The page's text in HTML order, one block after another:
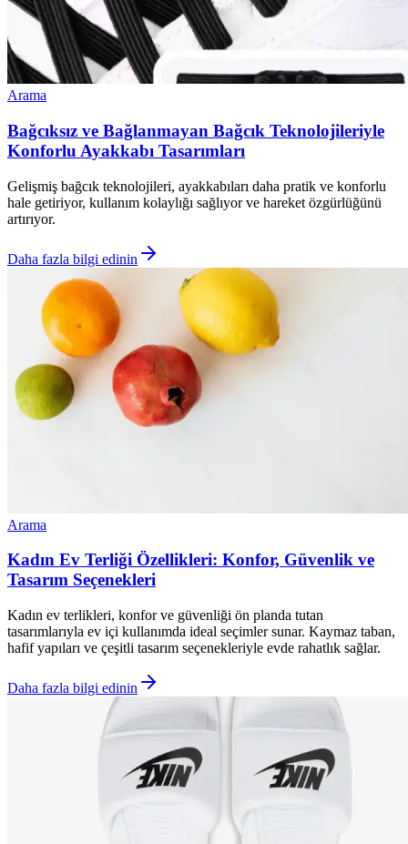
Arama
Bağcıksız ve Bağlanmayan Bağcık Teknolojileriyle
Konforlu Ayakkabı Tasarımları
Gelişmiş bağcık teknolojileri, ayakkabıları daha pratik ve konforlu
hale getiriyor, kullanım kolaylığı sağlıyor ve hareket özgürlüğünü
artırıyor.
Daha fazla bilgi edinin
Arama
Kadın Ev Terliği Özellikleri: Konfor, Güvenlik ve
Tasarım Seçenekleri
Kadın ev terlikleri, konfor ve güvenliği ön planda tutan
tasarımlarıyla ev içi kullanımda ideal seçimler sunar. Kaymaz taban,
hafif yapıları ve çeşitli tasarım seçenekleriyle evde rahatlık sağlar.
Daha fazla bilgi edinin